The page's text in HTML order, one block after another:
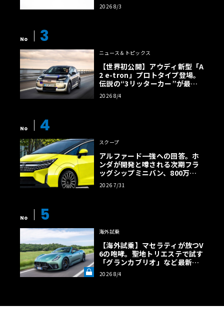
2026 8/3
No 3
ニュース＆トピックス
【世界初公開】アウディ新型「A
2 e-tron」プロトタイプ登場。
伝説の“3リッターカー”が最高
効率エントリーBEVとして復活
【画像38枚】
2026 8/4
No 4
スクープ
アルファード一強への回答。ホ
ンダが開発と噂される次期フラ
ッグシップミニバン、800万円
超の勝算【予想CG】
2026 7/31
No 5
海外試乗
【海外試乗】マセラティが放つV
6の咆哮。聖地トリエステで試す
「グランカブリオ」など最新ト
ロフェオ3台の官能評価《LE VO
LANT LAB》
2026 8/4